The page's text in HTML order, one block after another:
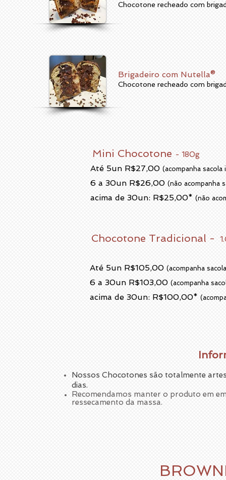
Chocotone recheado com
Brigadeiro com Nutella®
Chocotone recheado com
Mini Chocotone - 180g
Até 5un R$27,00 (acompanha sacola
6 a 30un R$26,00 (não acompanha
acima de 30un: R$25,00* (não
Chocotone Tradicional -
Até 5un R$105,00 (acompanha
6 a 30un R$103,00 (acompanha
acima de 30un: R$100,00*
Nossos Chocotones são totalmente
dias.
Recomendamos manter o produto em
ressecamento da massa.